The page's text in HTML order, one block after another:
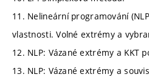
11. Nelineární programování
vlastnosti. Volné extrémy a
12. NLP: Vázané extrémy a KKT
13. NLP: Vázané extrémy a